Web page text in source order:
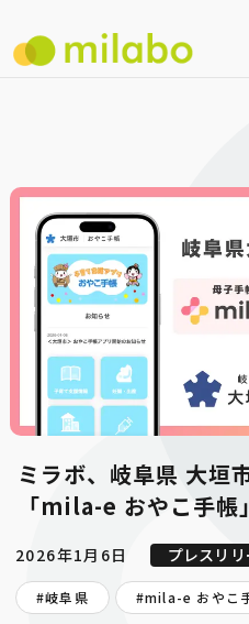
ミラボ、岐阜県 大垣
「mila-e おやこ手帳
2026年1月6日 プレスリリ
#岐阜県 #mila-e おやこ